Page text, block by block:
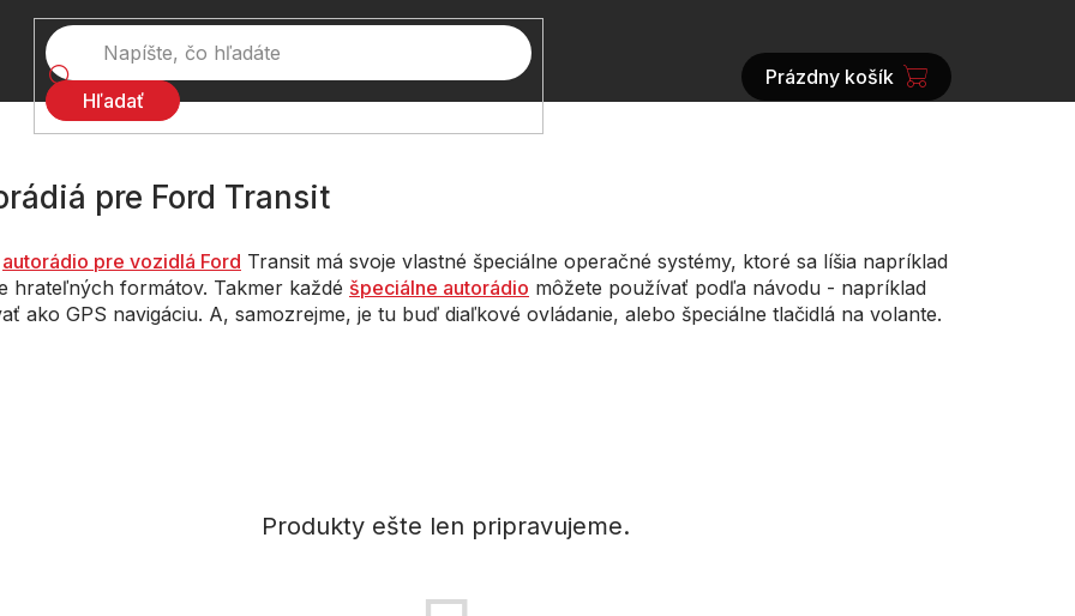
Hľadať
NÁKUPNÝ
Prázdny košík
pre Ford Transit
autorádio pre vozidlá Ford Transit má svoje vlastné špeciálne operačné systémy, ktoré sa líšia napríklad
hrateľných formátov. Takmer každé špeciálne autorádio môžete používať podľa návodu - napríklad
ako GPS navigáciu. A, samozrejme, je tu buď diaľkové ovládanie, alebo špeciálne tlačidlá na volante.
Produkty ešte len pripravujeme.